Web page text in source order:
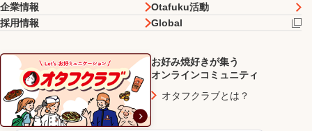
企業情報
Otafuku活動
採用情報
Global
お好み焼好きが集う
オンラインコミュニティ
オタフクラブとは？